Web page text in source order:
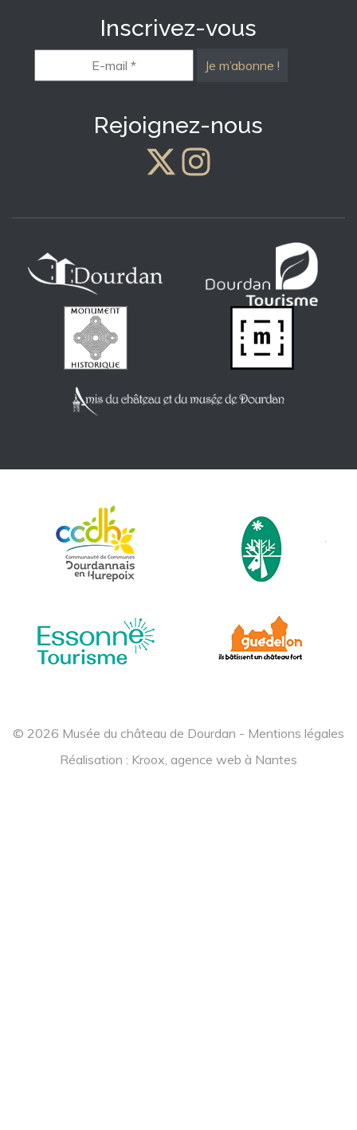
Inscrivez-vous
mail
*
Rejoignez-nous
© 2026 Musée du château de Dourdan - Mentions légales
Réalisation : Kroox, agence web à Nantes